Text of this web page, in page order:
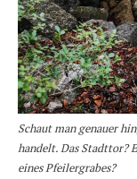
Schaut man genauer
handelt. Das Stadttor?
eines Pfeilergrabes?